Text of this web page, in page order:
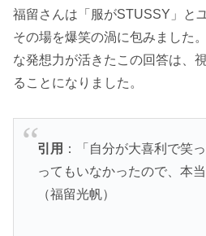
福留さんは「服がSTUSSY」と
その場を爆笑の渦に包みました
な発想力が活きたこの回答は、
ることになりました。
引用 ：「自分が大喜利で笑
ってもいなかったので、本
（福留光帆）